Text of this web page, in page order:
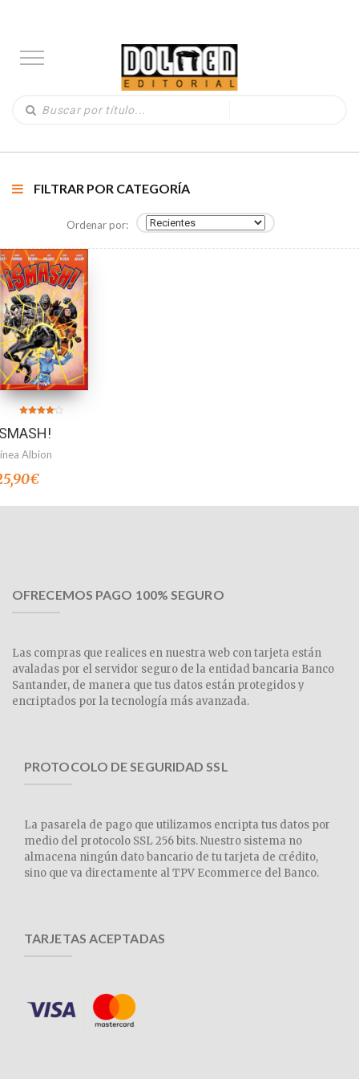
FILTRAR POR CATEGORÍA
Ordenar por:
en
4.00
Albion
€
OFRECEMOS PAGO 100% SEGURO
Las compras que realices en nuestra web con tarjeta están
avaladas por el servidor seguro de la entidad bancaria Banco
Santander, de manera que tus datos están protegidos y
encriptados por la tecnología más avanzada.
PROTOCOLO DE SEGURIDAD SSL
La pasarela de pago que utilizamos encripta tus datos por
medio del protocolo SSL 256 bits. Nuestro sistema no
almacena ningún dato bancario de tu tarjeta de crédito,
sino que va directamente al TPV Ecommerce del Banco.
TARJETAS ACEPTADAS